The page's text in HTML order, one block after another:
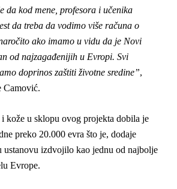
da kod mene, profesora i učenika
da treba da vodimo više računa o
ako imamo u vidu da je Novi
od najzagađenijih u Evropi. Svi
doprinos zaštiti životne sredine”,
Camović.
kože u sklopu ovog projekta dobila je
preko 20.000 evra što je, dodaje
ustanovu izdvojilo kao jednu od najbolje
Evrope.